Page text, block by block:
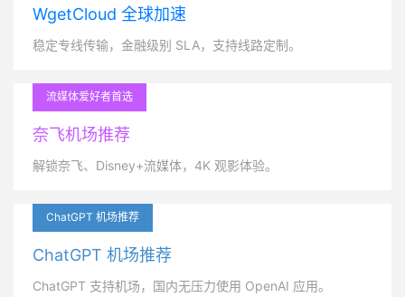
WgetCloud 全球加速
稳定专线传输，金融级别 SLA，支持线路定制。
流媒体爱好者首选
奈飞机场推荐
解锁奈飞、Disney+流媒体，4K 观影体验。
ChatGPT 机场推荐
ChatGPT 机场推荐
ChatGPT 支持机场，国内无压力使用 OpenAI 应用。